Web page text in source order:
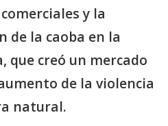
y la
de la caoba en la
que creó un mercado
de la violencia
natural.